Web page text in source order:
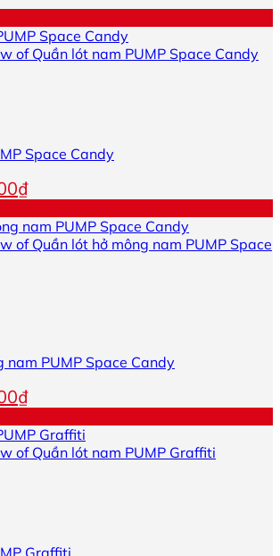
Space Candy
₫Giá
hiện
tại
là:
54,000₫.
nam PUMP Space Candy
₫Giá
hiện
tại
là:
54,000₫.